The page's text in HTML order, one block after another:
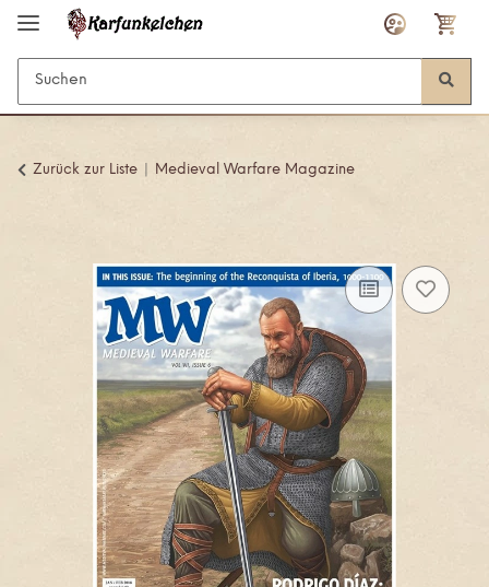
Zurück zur Liste Medieval Warfare Magazine